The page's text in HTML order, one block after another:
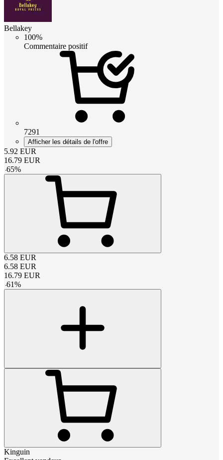
Bellakey
100%
Commentaire positif
7291
Afficher les détails de l'offre
5.92 EUR
16.79 EUR
-65%
6.58 EUR
6.58 EUR
16.79 EUR
-61%
Kinguin